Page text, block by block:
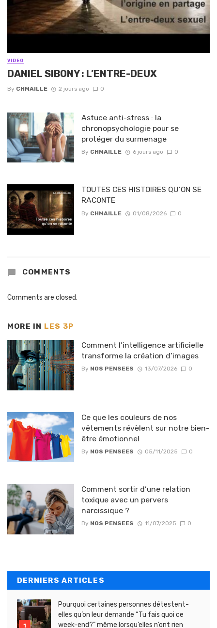
VIDEO
DANIEL SIBONY : L’ENTRE-DEUX
By CHMAILLE 2 jours ago 0
Astuce anti-stress : la
chronopsychologie pour se
protéger du surmenage
By CHMAILLE 6 jours ago 0
TOUTES CES HISTOIRES QU’ON SE
RACONTE
By CHMAILLE 01/08/2026 0
COMMENTS
Comments are closed.
MORE IN LES 3P
Comment l’intelligence artificielle
transforme la création d’images
By NOS PENSEES 13/07/2026 0
Ce que les couleurs de nos
vêtements révèlent sur notre bien-
être émotionnel
By NOS PENSEES 05/11/2025 0
Comment sortir d’une relation
toxique avec un pervers
narcissique ?
By NOS PENSEES 11/07/2025 0
DERNIERS ARTICLES
Pourquoi certaines personnes détestent-
elles qu’on leur demande “Tu fais quoi ce
week-end?” même lorsqu’elles n’ont rien